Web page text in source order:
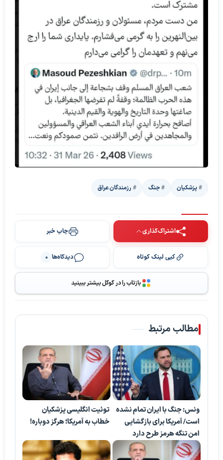
پزشکیان جنگ رزمندگان عراق
اشتراک‌گذاری چاپ خبر
کپی لینک کوتاه دیدگاه‌ها 0
بازتاب را در گوگل بیشتر ببینید
مطالب مرتبط
ونس: جنگ با ایران تمام نشده
است/ آمریکا برای بازگشایی
امن تنگه هرمز طرح دارد
توئیت انگلیسی پزشکیان
خطاب به آمریکا؛ هرگز دوباره!